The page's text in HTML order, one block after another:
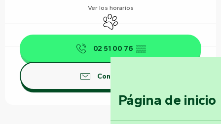
Página de inicio
Ver los horarios
Se aceptan animales
02 51 00 76 ▒▒
Contáctenos